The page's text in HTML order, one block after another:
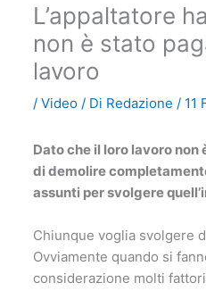
L’appaltatore
non è stato
lavoro
/ Video / Di Redazione / 11
Dato che il loro lavoro
di demolire
assunti per svolgere
Chiunque voglia svolgere
Ovviamente quando si
considerazione molti